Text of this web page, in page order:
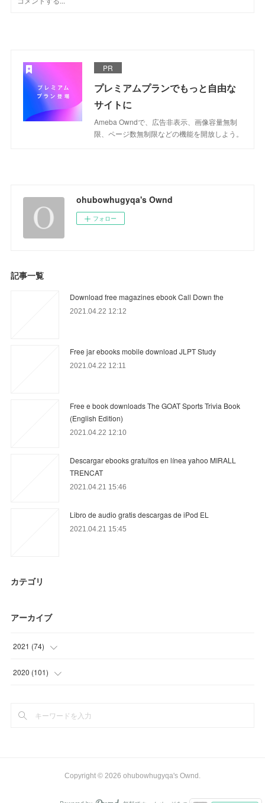
PR
プレミアムプランでもっと自由な
サイトに
Ameba Owndで、広告非表示、画像容量無制
限、ページ数無制限などの機能を開放しよう。
ohubowhugyqa's Ownd
フォロー
記事一覧
Download free magazines ebook Call Down the
2021.04.22 12:12
Free jar ebooks mobile download JLPT Study
2021.04.22 12:11
Free e book downloads The GOAT Sports Trivia Book
(English Edition)
2021.04.22 12:10
Descargar ebooks gratuitos en línea yahoo MIRALL
TRENCAT
2021.04.21 15:46
Libro de audio gratis descargas de iPod EL
2021.04.21 15:45
カテゴリ
アーカイブ
2021 (74)
(21
(
2020 (101)
(
Copyright © 2026 ohubowhugyqa's Ownd .